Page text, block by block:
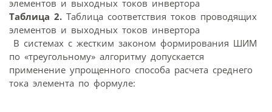
Таблица 2. Таблица соответствия токов проводящих
элементов и выходных токов инвертора
В системах с жестким законом формирования ШИМ
по «треугольному» алгоритму допускается
применение упрощенного способа расчета среднего
тока элемента по формуле: